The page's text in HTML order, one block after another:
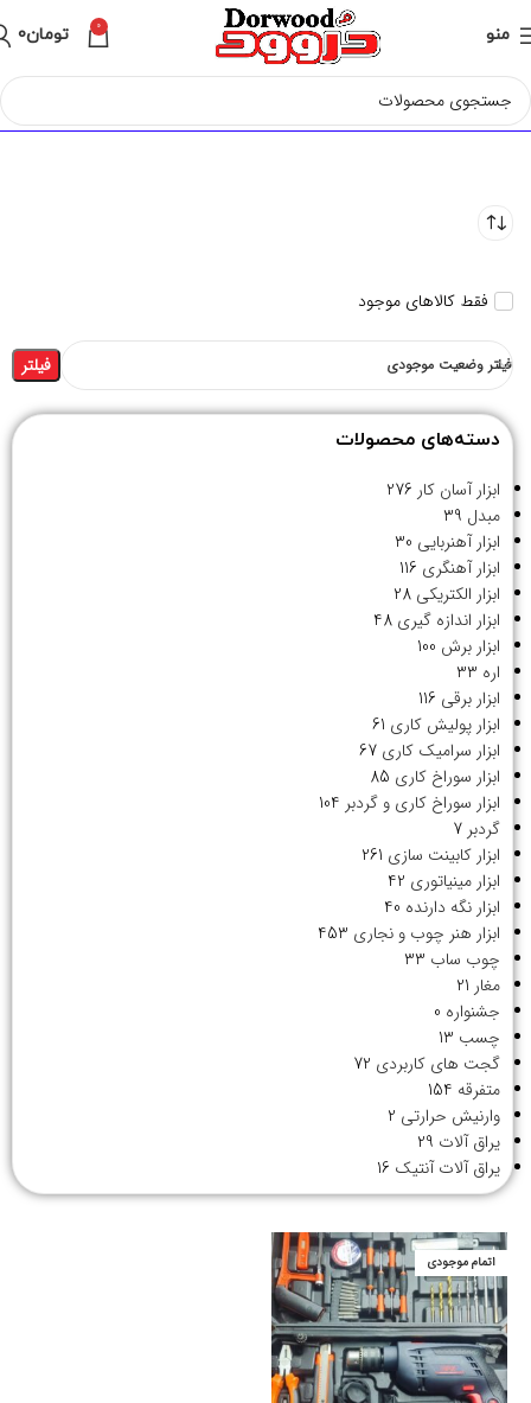
منو 0 تومان0
فقط کالاهای موجود
فیلتر وضعیت موجودی فیلتر
دسته‌های محصولات
ابزار آسان کار 276
مبدل 39
ابزار آهنربایی 30
ابزار آهنگری 116
ابزار الکتریکی 28
ابزار اندازه گیری 48
ابزار برش 100
اره 33
ابزار برقی 116
ابزار پولیش کاری 61
ابزار سرامیک کاری 67
ابزار سوراخ کاری 85
ابزار سوراخ کاری و گردبر 104
گردبر 7
ابزار کابینت سازی 261
ابزار مینیاتوری 42
ابزار نگه دارنده 40
ابزار هنر چوب و نجاری 453
چوب ساب 33
مغار 21
جشنواره 0
چسب 13
گجت های کاربردی 72
متفرقه 154
وارنیش حرارتی 2
یراق آلات 29
یراق آلات آنتیک 16
اتمام موجودی